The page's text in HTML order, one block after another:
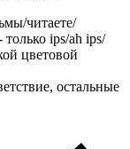
читаете/
ips/ah ips/
цветовой
остальные